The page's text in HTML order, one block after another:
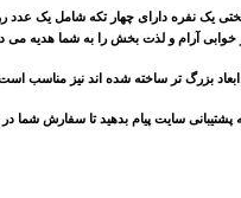
یک نفره دارای چهار تکه شامل یک
آرام و لذت بخش را به شما هدیه می
بزرگ تر ساخته شده اند نیز مناسب
پشتیبانی سایت پیام بدهید تا سفارش